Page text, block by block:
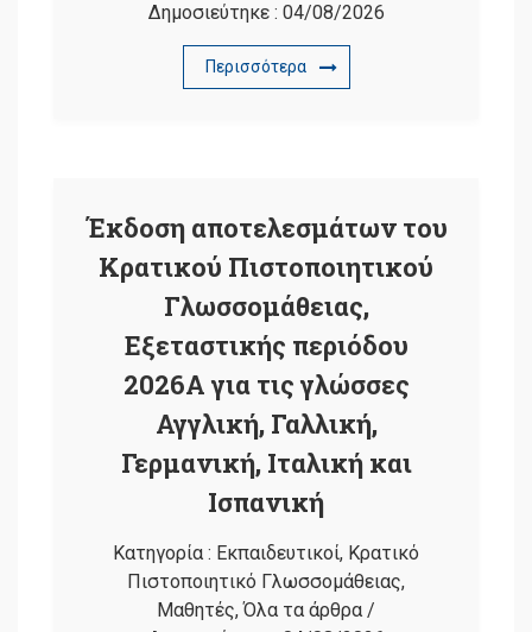
Δημοσιεύτηκε : 04/08/2026
Περισσότερα
Έκδοση αποτελεσμάτων του
Κρατικού Πιστοποιητικού
Γλωσσομάθειας,
Εξεταστικής περιόδου
2026Α για τις γλώσσες
Αγγλική, Γαλλική,
Γερμανική, Ιταλική και
Ισπανική
Κατηγορία : Εκπαιδευτικοί, Κρατικό
Πιστοποιητικό Γλωσσομάθειας,
Μαθητές,Όλα τα άρθρα /